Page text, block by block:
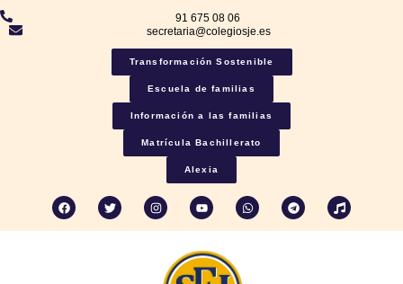
91 675 08 06
secretaria@colegiosje.es
Transformación Sostenible
Escuela de familias
Información a las familias
Matrícula Bachillerato
Alexia